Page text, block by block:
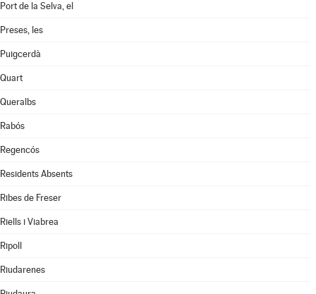
Port de la Selva, el
Preses, les
Puigcerdà
Quart
Queralbs
Rabós
Regencós
Residents Absents
Ribes de Freser
Riells i Viabrea
Ripoll
Riudarenes